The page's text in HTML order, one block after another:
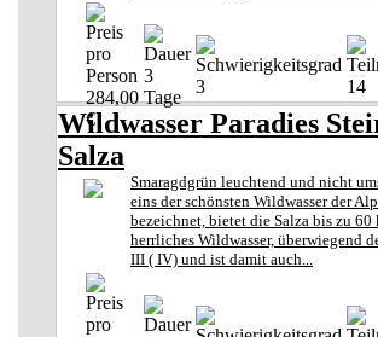
284,00
€
3
Tage
3 14
Wildwasser Paradies
Salza
Smaragdgrün leuchtend und nicht
eins der schönsten Wildwasser der
bezeichnet, bietet die Salza bis zu 60
herrliches Wildwasser, überwiegend
III ( IV) und ist damit auch...